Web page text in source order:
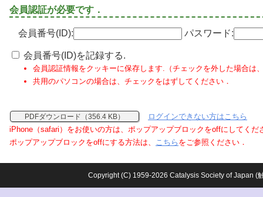
会員認証が必要です．
会員番号(ID): パスワード:
会員番号(ID)を記録する.
会員認証情報をクッキーに保存します.（チェックを外した場合は
共用のパソコンの場合は、チェックをはずしてください．
PDFダウンロード（356.4 KB）
ログインできない方はこちら
iPhone（safari）をお使いの方は、ポップアップブロックをoffにしてくだ
ポップアップブロックをoffにする方法は、 こちら をご参照ください．
Copyright (C) 1959-2026 Catalysis Society of Japan (